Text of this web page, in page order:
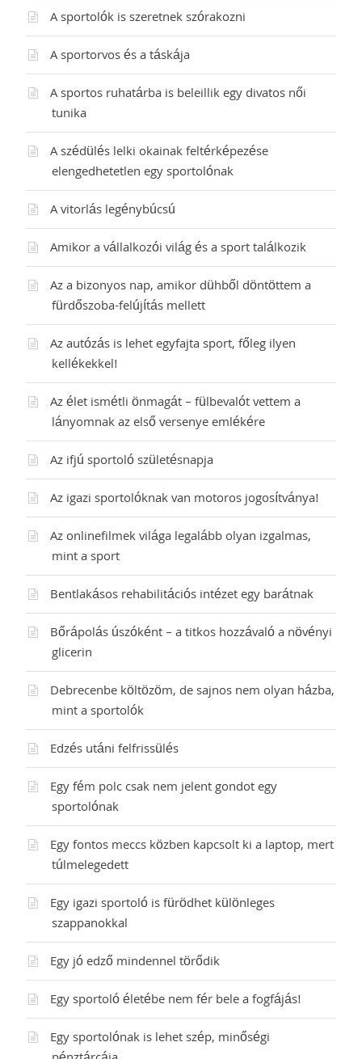
A sportolók is szeretnek szórakozni
A sportorvos és a táskája
A sportos ruhatárba is beleillik egy divatos női
tunika
A szédülés lelki okainak feltérképezése
elengedhetetlen egy sportolónak
A vitorlás legénybúcsú
Amikor a vállalkozói világ és a sport találkozik
Az a bizonyos nap, amikor dühből döntöttem a
fürdőszoba-felújítás mellett
Az autózás is lehet egyfajta sport, főleg ilyen
kellékekkel!
Az élet ismétli önmagát – fülbevalót vettem a
lányomnak az első versenye emlékére
Az ifjú sportoló születésnapja
Az igazi sportolóknak van motoros jogosítványa!
Az onlinefilmek világa legalább olyan izgalmas,
mint a sport
Bentlakásos rehabilitációs intézet egy barátnak
Bőrápolás úszóként – a titkos hozzávaló a növényi
glicerin
Debrecenbe költözöm, de sajnos nem olyan házba,
mint a sportolók
Edzés utáni felfrissülés
Egy fém polc csak nem jelent gondot egy
sportolónak
Egy fontos meccs közben kapcsolt ki a laptop, mert
túlmelegedett
Egy igazi sportoló is fürödhet különleges
szappanokkal
Egy jó edző mindennel törődik
Egy sportoló életébe nem fér bele a fogfájás!
Egy sportolónak is lehet szép, minőségi